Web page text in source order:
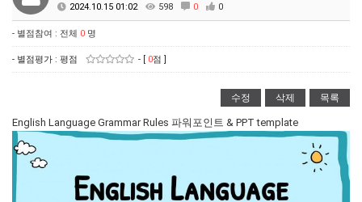
2024.10.15 01:02 598 0 0
- 별점참여 : 전체 0 명
- 별점평가 : 평점 - [ 0점 ]
수정 삭제 목록
English Language Grammar Rules 파워포인트 & PPT template